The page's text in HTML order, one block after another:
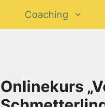
Coaching
Onlinekurs